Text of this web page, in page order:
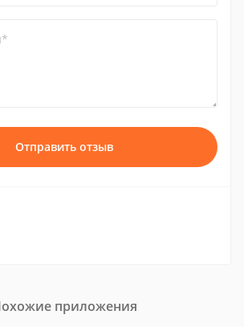
Отправить отзыв
приложения